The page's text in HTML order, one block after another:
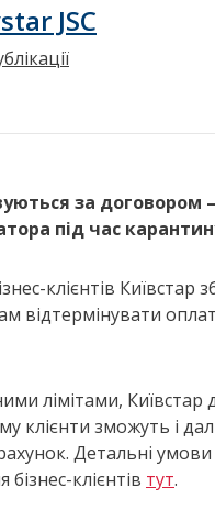
JSC
за
під час
клієнтів Київстар
відтермінувати
лімітами, Київстар
зможуть і
Детальні
бізнес-клієнтів тут.